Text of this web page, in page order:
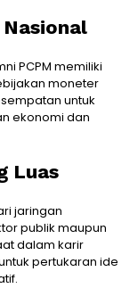
PCPM memiliki
moneter
untuk
ekonomi dan
Luas
jaringan
publik maupun
dalam karir
pertukaran ide